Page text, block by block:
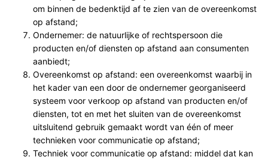
om binnen de bedenktijd af te zien van de overeenkomst
op afstand;
Ondernemer: de natuurlijke of rechtspersoon die
producten en/of diensten op afstand aan consumenten
aanbiedt;
Overeenkomst op afstand: een overeenkomst waarbij in
het kader van een door de ondernemer georganiseerd
systeem voor verkoop op afstand van producten en/of
diensten, tot en met het sluiten van de overeenkomst
uitsluitend gebruik gemaakt wordt van één of meer
technieken voor communicatie op afstand;
Techniek voor communicatie op afstand: middel dat kan